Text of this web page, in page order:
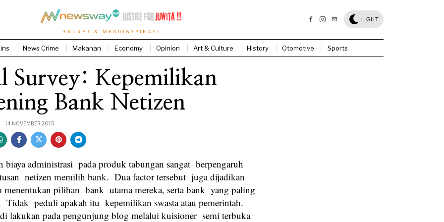
AKURAT & MENGINSPIRASI
LIGHT
News Crime Makanan Economy Opinion Art & Culture History Otomotive Sports
Survey: Kepemilikan
Bank Netizen
14 NOVEMBER 2015
biaya administrasi pada produk tabungan sangat berpengaruh
netizen memilih bank. Dua factor tersebut juga dijadikan
menentukan pilihan bank utama mereka, serta bank yang paling
peduli apakah itu kepemilikan swasta atau pemerintah.
lakukan pada pengunjung blog melalui kuisioner semi terbuka